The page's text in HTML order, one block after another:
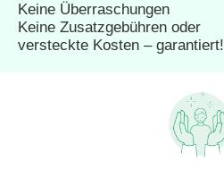
Keine Überraschungen
Keine Zusatzgebühren oder
versteckte Kosten – garantiert!